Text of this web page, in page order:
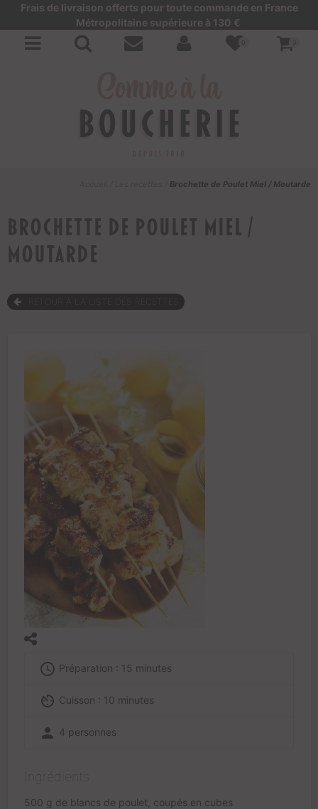
Frais de livraison offerts pour toute commande en France
Métropolitaine supérieure à 130 €
Brochette de Poulet Miel / Moutarde
Brochette de Poulet Miel /
Moutarde
access_time Préparation : 15 minutes
av_timer Cuisson : 10 minutes
person 4 personnes
500 g de blancs de poulet, coupés en cubes